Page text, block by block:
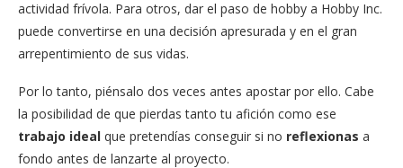
actividad frívola. Para otros, dar el paso de hobby a Hobby Inc.
puede convertirse en una decisión apresurada y en el gran
arrepentimiento de sus vidas.
Por lo tanto, piénsalo dos veces antes apostar por ello. Cabe
la posibilidad de que pierdas tanto tu afición como ese
trabajo ideal que pretendías conseguir si no reflexionas a
fondo antes de lanzarte al proyecto.